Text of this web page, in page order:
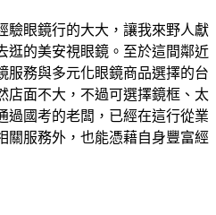
驗眼鏡行的大大，讓我來野人獻
逛的美安視眼鏡。至於這間鄰近
服務與多元化眼鏡商品選擇的台
店面不大，不過可選擇鏡框、太
過國考的老闆，已經在這行從業
關服務外，也能憑藉自身豐富經